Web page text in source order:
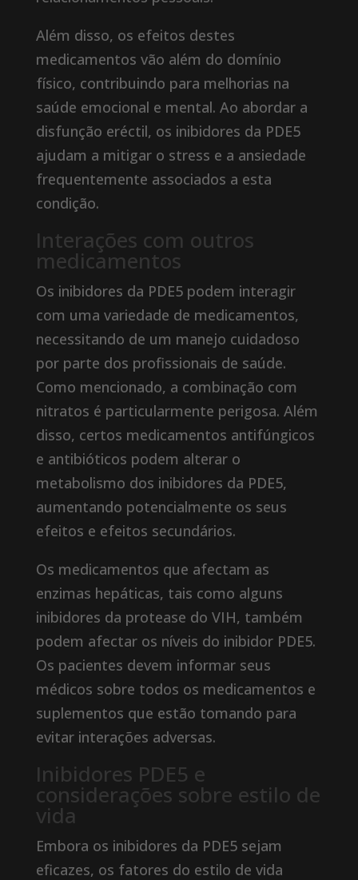
Além disso, os efeitos destes
medicamentos vão além do domínio
físico, contribuindo para melhorias na
saúde emocional e mental. Ao abordar a
disfunção eréctil, os inibidores da PDE5
ajudam a mitigar o stress e a ansiedade
frequentemente associados a esta
condição.
Interações com outros
medicamentos
Os inibidores da PDE5 podem interagir
com uma variedade de medicamentos,
necessitando de um manejo cuidadoso
por parte dos profissionais de saúde.
Como mencionado, a combinação com
nitratos é particularmente perigosa. Além
disso, certos medicamentos antifúngicos
e antibióticos podem alterar o
metabolismo dos inibidores da PDE5,
aumentando potencialmente os seus
efeitos e efeitos secundários.
Os medicamentos que afectam as
enzimas hepáticas, tais como alguns
inibidores da protease do VIH, também
podem afectar os níveis do inibidor PDE5.
Os pacientes devem informar seus
médicos sobre todos os medicamentos e
suplementos que estão tomando para
evitar interações adversas.
Inibidores PDE5 e
considerações sobre estilo de
vida
Embora os inibidores da PDE5 sejam
eficazes, os fatores do estilo de vida